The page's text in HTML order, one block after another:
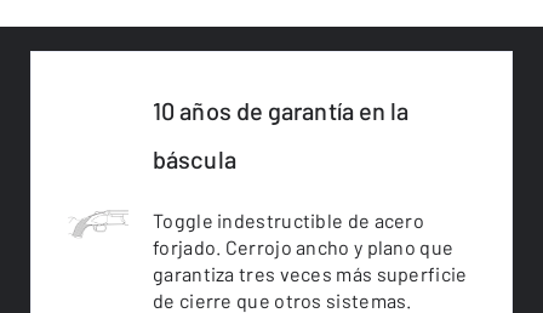
10 años de garantía en la
báscula
Toggle indestructible de acero
forjado. Cerrojo ancho y plano que
garantiza tres veces más superficie
de cierre que otros sistemas.